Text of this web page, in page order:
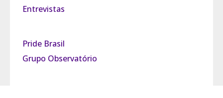
Entrevistas
Pride Brasil
Grupo Observatório